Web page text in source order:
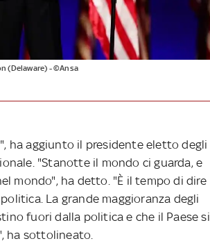
(Delaware) - ©Ansa
ha aggiunto il presidente eletto degli
"Stanotte il mondo ci guarda, e
mondo", ha detto. "È il tempo di dire
La grande maggioranza degli
fuori dalla politica e che il Paese si
ha sottolineato.